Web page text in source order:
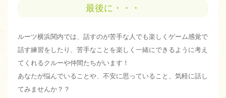
最後に・・・
ルーツ横浜関内では、話すのが苦手な人でも楽しくゲーム感覚で
話す練習をしたり、苦手なことを楽しく一緒にできるように考え
てくれるクルーや仲間たちがいます！
あなたが悩んでいることや、不安に思っていること、気軽に話し
てみませんか？？